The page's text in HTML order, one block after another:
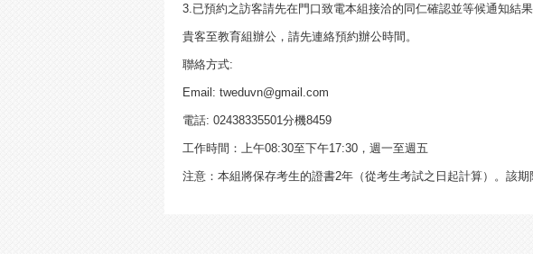
3.已預約之訪客請先在門口致電本組接洽的同仁確認並等候通知結果
貴客至教育組辦公，請先連絡預約辦公時間。
聯絡方式:
Email: tweduvn@gmail.com
電話: 02438335501分機8459
工作時間：上午08:30至下午17:30，週一至週五
注意：本組將保存考生的證書2年（從考生考試之日起計算）。該